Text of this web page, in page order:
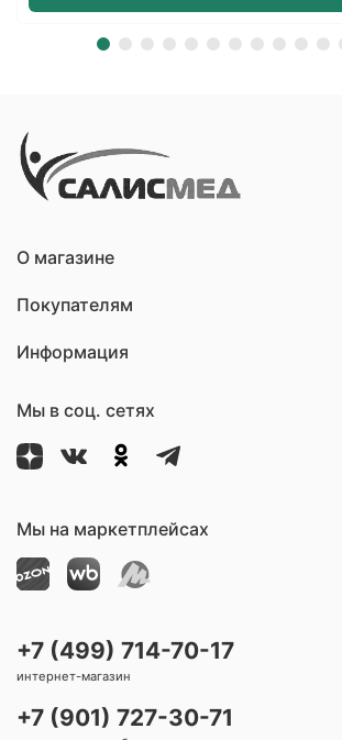
О магазине
Покупателям
Информация
Мы в соц. сетях
Мы на маркетплейсах
+7 (499) 714-70-17
интернет-магазин
+7 (901) 727-30-71